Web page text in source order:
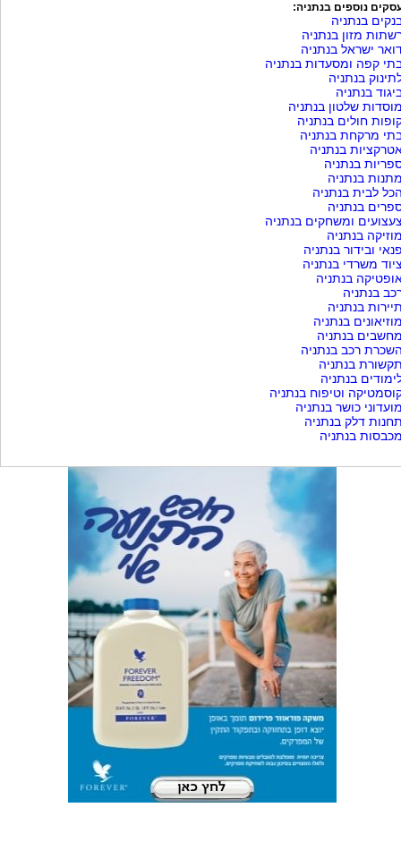
נוספים בנתניה:
בנתניה
מזון בנתניה
ישראל בנתניה
קפה ומסעדות בנתניה
בנתניה
בנתניה
שלטון בנתניה
חולים בנתניה
מרקחת בנתניה
בנתניה
בנתניה
בנתניה
לבית בנתניה
בנתניה
ומשחקים בנתניה
בנתניה
ובידור בנתניה
משרדי בנתניה
בנתניה
בנתניה
בנתניה
בנתניה
בנתניה
רכב בנתניה
בנתניה
בנתניה
וטיפוח בנתניה
כושר בנתניה
דלק בנתניה
בנתניה